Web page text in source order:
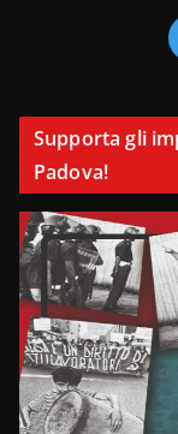
Supporta gli
Padova!